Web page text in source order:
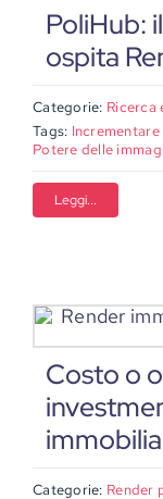
PoliHub:
ospita
Categorie: Ricerca
Tags:
Potere delle
Leggi...
Costo o
Categorie: Render